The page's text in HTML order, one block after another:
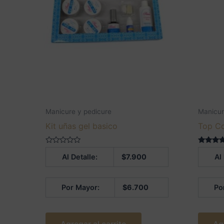
Manicure y pedicure
Kit uñas gel basico
Al Detalle: $7.900
Por Mayor: $6.700
Top
Al